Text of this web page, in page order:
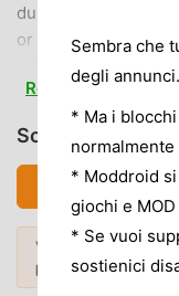
dungeons. Obtain
or by utilizing the
EVOLVE Monsters
different
your Monsters or
incredibly powerful. -
FRIENDS You can
friends by using
Puzzle & Dragons
퍼즐앤드래곤
Read more
Scarica 퍼즐앤드
Vuoi scoprire di più?
popolaridel 2026.
Sembra che
degli annunci.
* Ma i
normalmente
* Moddroid
giochi e
* Se vuoi
sostienici